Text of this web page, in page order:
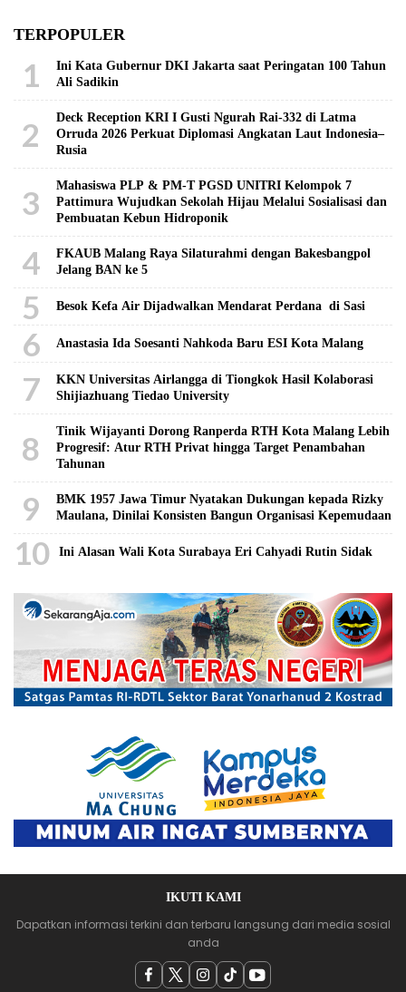
TERPOPULER
1
Ini Kata Gubernur DKI Jakarta saat Peringatan 100 Tahun
Ali Sadikin
2
Deck Reception KRI I Gusti Ngurah Rai-332 di Latma
Orruda 2026 Perkuat Diplomasi Angkatan Laut Indonesia–
Rusia
3
Mahasiswa PLP & PM-T PGSD UNITRI Kelompok 7
Pattimura Wujudkan Sekolah Hijau Melalui Sosialisasi dan
Pembuatan Kebun Hidroponik
4
FKAUB Malang Raya Silaturahmi dengan Bakesbangpol
Jelang BAN ke 5
5 Besok Kefa Air Dijadwalkan Mendarat Perdana di Sasi
6 Anastasia Ida Soesanti Nahkoda Baru ESI Kota Malang
7
KKN Universitas Airlangga di Tiongkok Hasil Kolaborasi ​
Shijiazhuang Tiedao University
8
Tinik Wijayanti Dorong Ranperda RTH Kota Malang Lebih
Progresif: Atur RTH Privat hingga Target Penambahan
Tahunan
9
BMK 1957 Jawa Timur Nyatakan Dukungan kepada Rizky
Maulana, Dinilai Konsisten Bangun Organisasi Kepemudaan
10 Ini Alasan Wali Kota Surabaya Eri Cahyadi Rutin Sidak
IKUTI KAMI
Dapatkan informasi terkini dan terbaru langsung dari media sosial
anda